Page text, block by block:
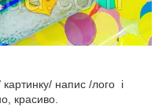
картинку/ напис /лого і
красиво.